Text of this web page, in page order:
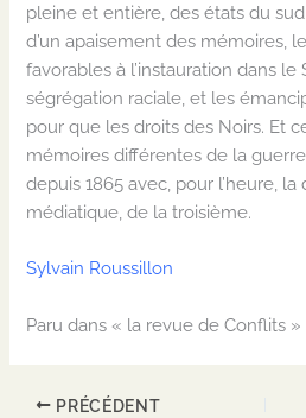
pleine et entière, des états du
d’un apaisement des mémoires,
favorables à l’instauration dans le
ségrégation raciale, et les
pour que les droits des Noirs. Et
mémoires différentes de la
depuis 1865 avec, pour l’heure,
médiatique, de la troisième.
Sylvain Roussillon
Paru dans « la revue de Conflits »
PRÉCÉDENT